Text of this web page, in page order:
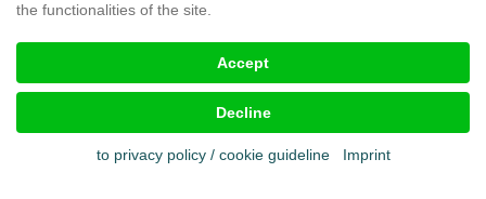
Legal aspects
the functionalities of the site.
Accept
Decline
to privacy policy / cookie guideline Imprint